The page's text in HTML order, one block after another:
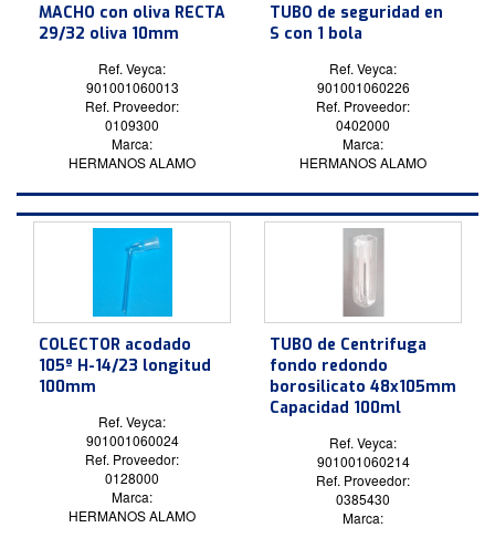
MACHO con oliva RECTA
29/32 oliva 10mm
Ref. Veyca:
901001060013
Ref. Proveedor:
0109300
Marca:
HERMANOS ALAMO
TUBO de seguridad en
S con 1 bola
Ref. Veyca:
901001060226
Ref. Proveedor:
0402000
Marca:
HERMANOS ALAMO
COLECTOR acodado
105º H-14/23 longitud
100mm
Ref. Veyca:
901001060024
Ref. Proveedor:
0128000
Marca:
HERMANOS ALAMO
TUBO de Centrifuga
fondo redondo
borosilicato 48x105mm
Capacidad 100ml
Ref. Veyca:
901001060214
Ref. Proveedor:
0385430
Marca: